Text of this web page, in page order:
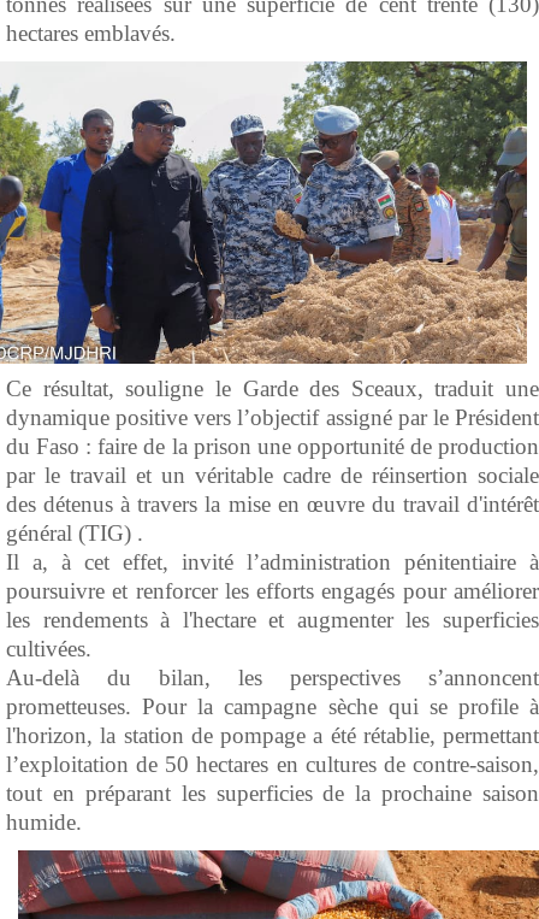
hectares emblavés.
Ce résultat, souligne le Garde des Sceaux, traduit une
dynamique positive vers l’objectif assigné par le Président
du Faso : faire de la prison une opportunité de production
par le travail et un véritable cadre de réinsertion sociale
des détenus à travers la mise en œuvre du travail d'intérêt
général (TIG) .
Il a, à cet effet, invité l’administration pénitentiaire à
poursuivre et renforcer les efforts engagés pour améliorer
les rendements à l'hectare et augmenter les superficies
cultivées.
Au-delà du bilan, les perspectives s’annoncent
prometteuses. Pour la campagne sèche qui se profile à
l'horizon, la station de pompage a été rétablie, permettant
l’exploitation de 50 hectares en cultures de contre-saison,
tout en préparant les superficies de la prochaine saison
humide.